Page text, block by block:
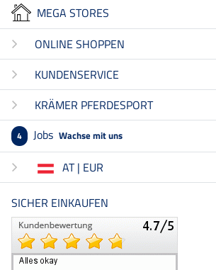
MEGA STORES
ONLINE SHOPPEN
KUNDENSERVICE
KRÄMER PFERDESPORT
4 Jobs Wachse mit uns
AT | EUR
SICHER EINKAUFEN